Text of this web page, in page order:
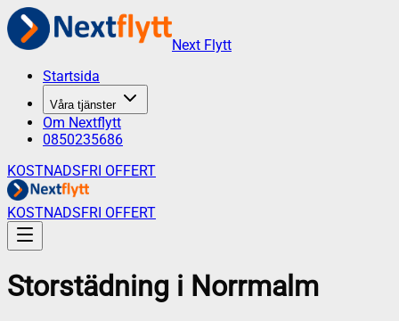
Next Flytt
Startsida
Våra tjänster
Om Nextflytt
0850235686
KOSTNADSFRI OFFERT
KOSTNADSFRI OFFERT
Storstädning i Norrmalm